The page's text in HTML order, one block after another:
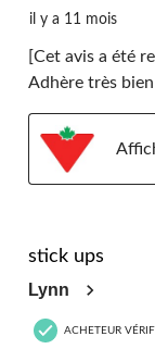
il y a 11 mois
[Cet avis a été
Adhère très
stick ups
Lynn
ACHETEUR